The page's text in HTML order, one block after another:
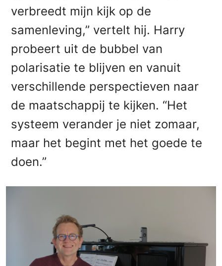
verbreedt mijn kijk op de
samenleving,” vertelt hij. Harry
probeert uit de bubbel van
polarisatie te blijven en vanuit
verschillende perspectieven naar
de maatschappij te kijken. “Het
systeem verander je niet zomaar,
maar het begint met het goede te
doen.”